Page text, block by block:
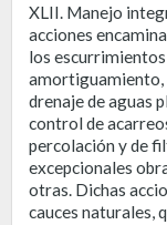
XLII. Manejo
acciones
los
amortiguamiento,
drenaje de aguas
control de
percolación y de
excepcionales
otras. Dichas
cauces naturales,